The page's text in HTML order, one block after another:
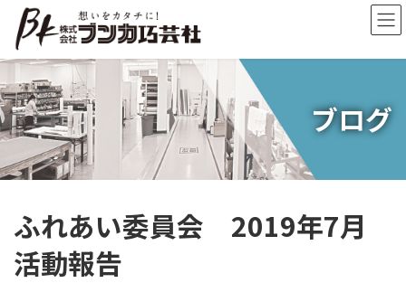
ン
ツ
へ
ス
キ
ッ
プ
ー
シ
ョ
ン
に
移
動
ブログ
ふれあい委員会 2019年7月
活動報告